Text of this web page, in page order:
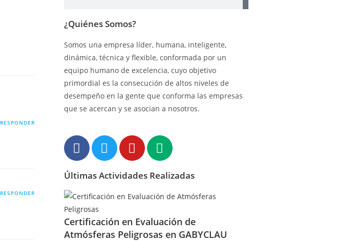
RESPONDER
RESPONDER
¿Quiénes Somos?
Somos una empresa líder, humana, inteligente,
dinámica, técnica y flexible, conformada por un
equipo humano de excelencia, cuyo objetivo
primordial es la consecución de altos niveles de
desempeño en la gente que conforma las empresas
que se acercan y se asocian a nosotros.
Últimas Actividades Realizadas
Certificación en Evaluación de
Atmósferas Peligrosas en GABYCLAU